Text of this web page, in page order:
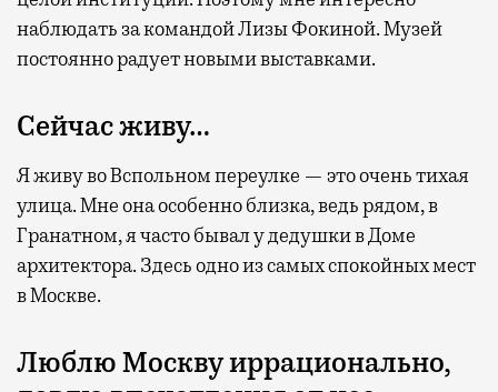
наблюдать за командой Лизы Фокиной. Музей
постоянно радует новыми выставками.
Сейчас живу…
Я живу во Вспольном переулке — это очень тихая
улица. Мне она особенно близка, ведь рядом, в
Гранатном, я часто бывал у дедушки в Доме
архитектора. Здесь одноиз самых спокойных мест
в Москве.
Люблю Москву иррационально,